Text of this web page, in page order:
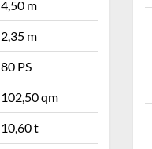
4,50 m
2,35 m
80 PS
102,50 qm
10,60 t